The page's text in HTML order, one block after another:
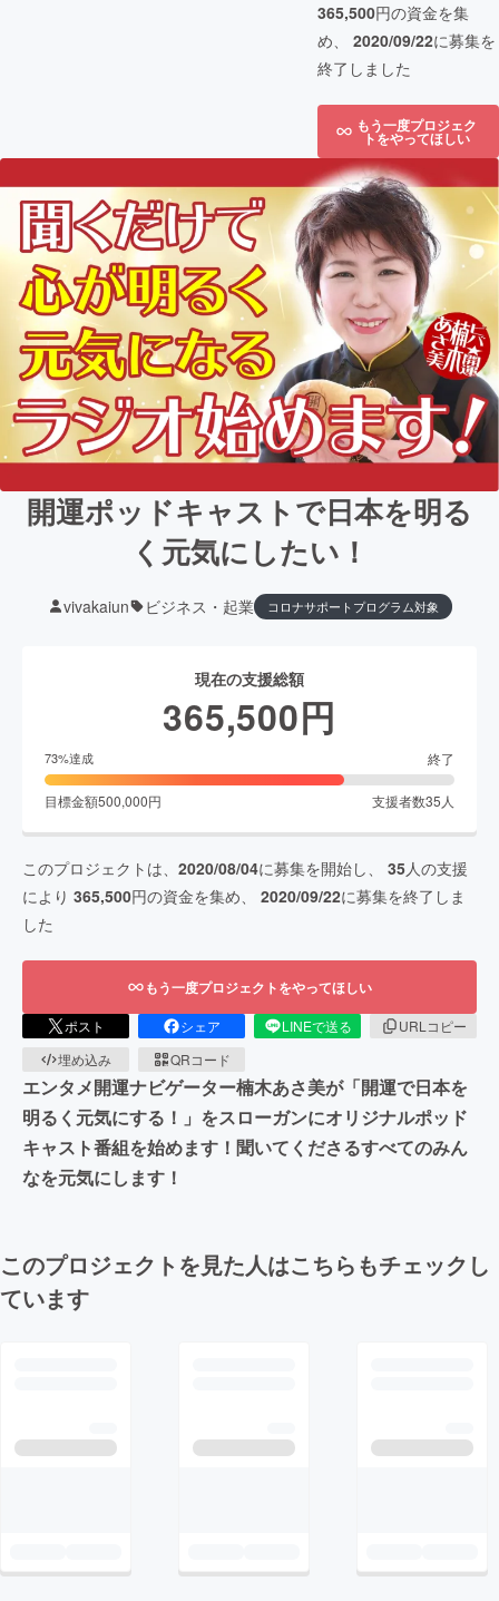
365,500円の資金を集
め、 2020/09/22に募集を
終了しました
もう一度プロジェク
トをやってほしい
開運ポッドキャストで日本を明る
く元気にしたい！
vivakaiun ビジネス・起業 コロナサポートプログラム対象
現在の支援総額
365,500円
73%達成 終了
目標金額500,000円 支援者数35 人
このプロジェクトは、 2020/08/04に募集を開始し、 35人の支援
により 365,500円の資金を集め、 2020/09/22に募集を終了しま
した
もう一度プロジェクトをやってほしい
ポスト シェア LINEで送る
URLコピー
埋め込み
QRコード
エンタメ開運ナビゲーター楠木あさ美が「開運で日本を
明るく元気にする！」をスローガンにオリジナルポッド
キャスト番組を始めます！聞いてくださるすべてのみん
なを元気にします！
このプロジェクトを見た人はこちらもチェックし
ています